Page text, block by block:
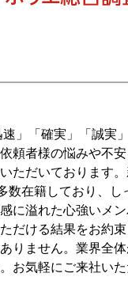
」「確実」「誠実
頼者様の悩みや不
ただいております
数在籍しており、
に溢れた心強いメ
だける結果をお約
りません。業界全
お気軽にご来社い